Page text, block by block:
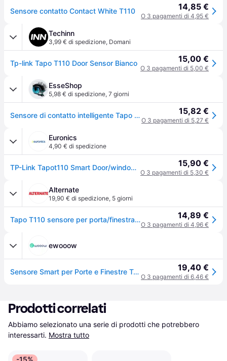
Sensore contatto Contact White T110 14,85 €
O 3 pagamenti di 4,95 €
Techinn
3,99 € di spedizione, Domani
Tp-link Tapo T110 Door Sensor Bianco 15,00 €
O 3 pagamenti di 5,00 €
EsseShop
5,98 € di spedizione, 7 giorni
Sensore di contatto intelligente Tapo T110 TP-Link - Protezione antifurto - Notifiche istantanee - Installazione semplice 15,82 €
O 3 pagamenti di 5,27 €
Euronics
4,90 € di spedizione
TP-Link Tapot110 Smart Door/window Sensor,iot Hub Required 15,90 €
O 3 pagamenti di 5,30 €
Alternate
19,90 € di spedizione, 5 giorni
Tapo T110 sensore per porta/finestra Wireless Porta/Finestra Bianco, Rivelatore di apertura 14,89 €
O 3 pagamenti di 4,96 €
ewooow
Sensore Smart per Porte e Finestre Tapo T110 19,40 €
O 3 pagamenti di 6,46 €
Prodotti correlati
Abbiamo selezionato una serie di prodotti che potrebbero
interessarti. Mostra tutto
-15%